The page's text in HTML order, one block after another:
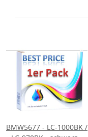
BMW5677 - LC-1000BK /